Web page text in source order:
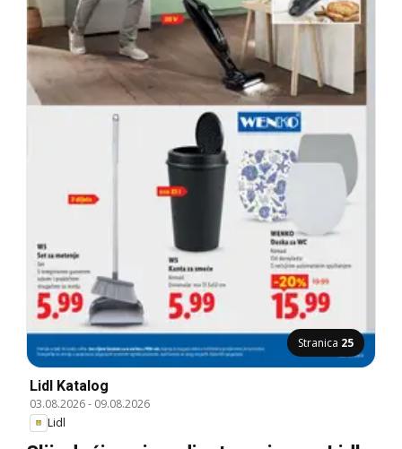
Stranica 25
Lidl Katalog
03.08.2026- 09.08.2026
Lidl